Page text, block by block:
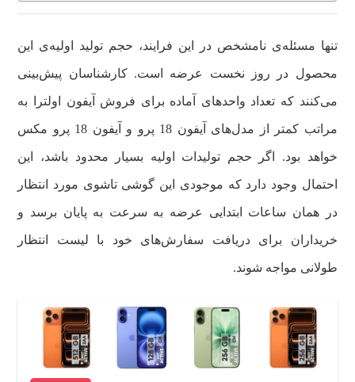
تنها مسئله‌ی نامشخص در این فرایند، حجم تولید اولیه‌ی این
محصول در روز نخست عرضه است. کارشناسان پیش‌بینی
می‌کنند که تعداد واحدهای آماده برای فروش آیفون اولترا به
مراتب کمتر از مدل‌های آیفون 18 پرو و آیفون 18 پرو مکس
خواهد بود. اگر حجم تولیدات اولیه بسیار محدود باشد، این
احتمال وجود دارد که موجودی این گوشی تاشوی مورد انتظار
در همان ساعات ابتدایی عرضه به سرعت به پایان برسد و
خریداران برای دریافت سفارش‌های خود با لیست انتظار
طولانی مواجه شوند.